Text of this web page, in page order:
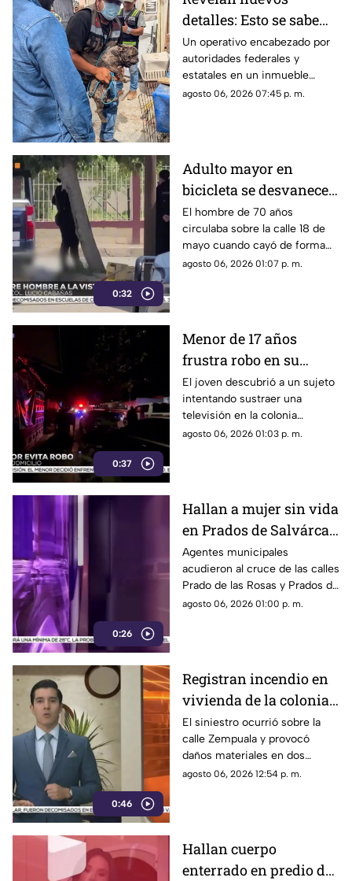
detalles: Esto se sabe
sobre el hallazgo de un
lagarto y un tigre de
bengala en un
autolavado de Juárez
Un operativo encabezado por
autoridades federales y
estatales en un inmueble
habilitado como autolavado en
agosto 06, 2026 07:45 p. m.
0:32
Adulto mayor en
bicicleta se desvanece y
pierde la vida en la
colonia Lucio Cabañas
El hombre de 70 años
circulaba sobre la calle 18 de
mayo cuando cayó de forma
repentina; paramédicos
agosto 06, 2026 01:07 p. m.
0:37
Menor de 17 años
frustra robo en su
domicilio de
Cuauhtémoc; resulta
herido de la mano
El joven descubrió a un sujeto
intentando sustraer una
televisión en la colonia
Reforma; tras forcejear con el
agosto 06, 2026 01:03 p. m.
0:26
Hallan a mujer sin vida
en Prados de Salvárcar;
cuerpo no presentaba
huellas de violencia
Agentes municipales
acudieron al cruce de las calles
Prado de las Rosas y Prados de
Azucenas tras el reporte del
agosto 06, 2026 01:00 p. m.
0:46
Registran incendio en
vivienda de la colonia
Fronteriza; bomberos
controlan las llamas
El siniestro ocurrió sobre la
calle Zempuala y provocó
daños materiales en dos
habitaciones; Protección Civil
agosto 06, 2026 12:54 p. m.
Hallan cuerpo
enterrado en predio de